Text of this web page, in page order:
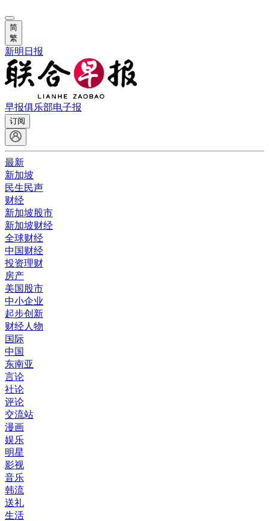
简
繁
新明日报
早报俱乐部电子报
订阅
最新
新加坡
民生民声
财经
新加坡股市
新加坡财经
全球财经
中国财经
投资理财
房产
美国股市
中小企业
起步创新
财经人物
国际
中国
东南亚
言论
社论
评论
交流站
漫画
娱乐
明星
影视
音乐
韩流
送礼
生活